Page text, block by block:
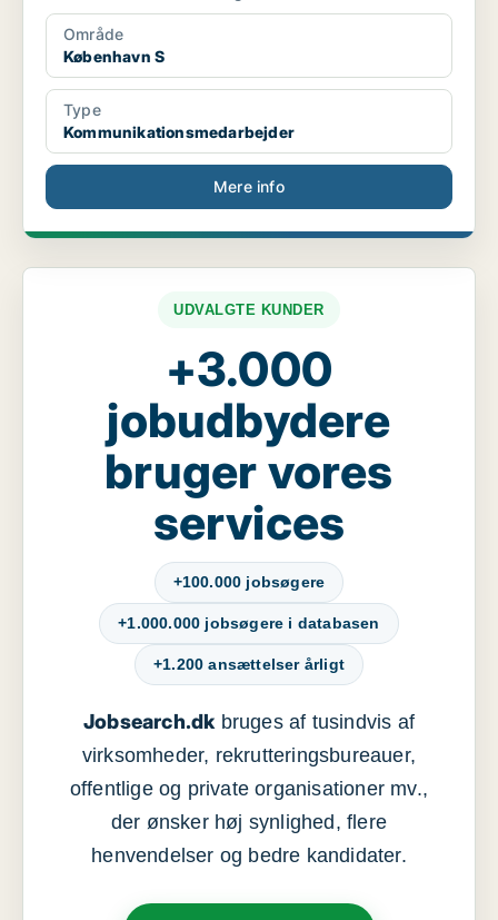
Område
København S
Type
Kommunikationsmedarbejder
Mere info
UDVALGTE KUNDER
+3.000
jobudbydere
bruger vores
services
+100.000 jobsøgere
+1.000.000 jobsøgere i databasen
+1.200 ansættelser årligt
Jobsearch.dkbruges af tusindvis af
virksomheder, rekrutteringsbureauer,
offentlige og private organisationer mv.,
der ønsker høj synlighed, flere
henvendelser og bedre kandidater.